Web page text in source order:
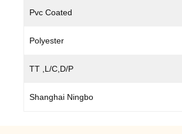
Pvc Coated
Polyester
TT ,L/C,D/P
Shanghai Ningbo